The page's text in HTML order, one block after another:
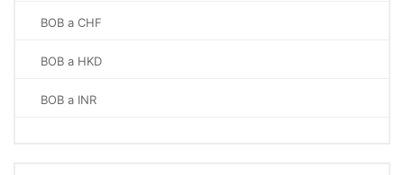
BOB a CHF
BOB a HKD
BOB a INR